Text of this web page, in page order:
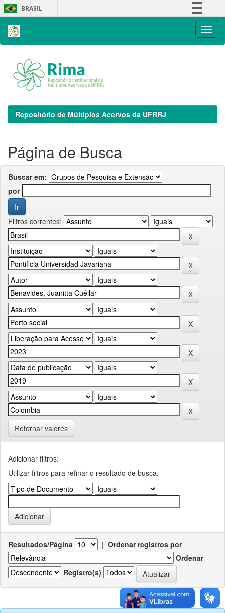
Skip
navigation
BRASIL
Repositório de Múltiplos Acervos da UFRRJ
Página de Busca
Buscar em:
por
Filtros correntes:
Retornar valores
Adicionar filtros:
Utilizar filtros para refinar o resultado de busca.
Resultados/Página | Ordenar registros por
Ordenar
Registro(s)